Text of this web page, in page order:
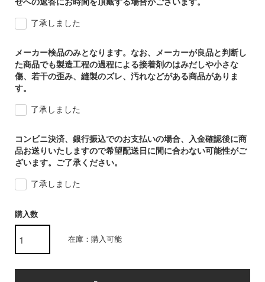
せへの返答にお時間を頂戴する場合がございます。
了承しました
メーカー検品のみとなります。なお、メーカーが良品と判断し
た商品でも製造工程の過程による接着剤のはみだしや小さな
傷、若干の歪み、縫製のズレ、汚れなどがある商品がありま
す。
了承しました
コンビニ決済、銀行振込でのお支払いの場合、入金確認後に商
品お送りいたしますので希望配送日に間に合わない可能性がご
ざいます。ご了承ください。
了承しました
購入数
在庫：購入可能